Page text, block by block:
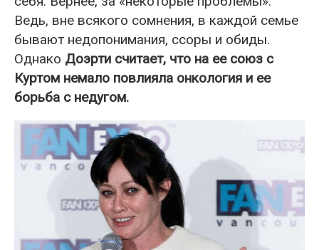
Ведь, вне всякого сомнения, в каждой семье
бывают недопонимания, ссоры и обиды.
Однако Доэрти считает, что на ее союз с
Куртом немало повлияла онкология и ее
борьба с недугом.